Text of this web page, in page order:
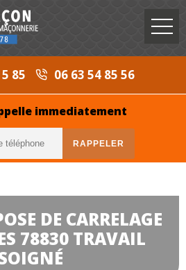
85 06 63 54 85 56
immediatement
DE CARRELAGE
78830 TRAVAIL